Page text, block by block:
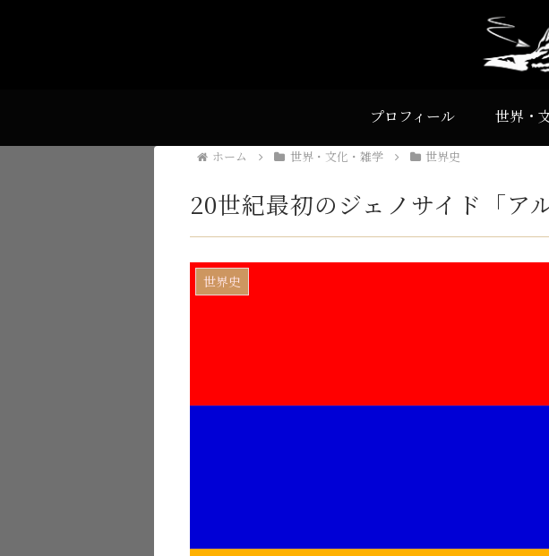
プロフィール 世界・
ホーム 世界・文化・雑学 世界史
20世紀最初のジェノサイド「ア
世界史